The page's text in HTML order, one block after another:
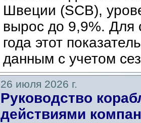
Швеции (SCB),
вырос до 9,9%. Для
года этот
данным с учетом
26 июля 2026 г.
Руководство
действиями